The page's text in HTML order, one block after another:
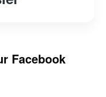
Facebook